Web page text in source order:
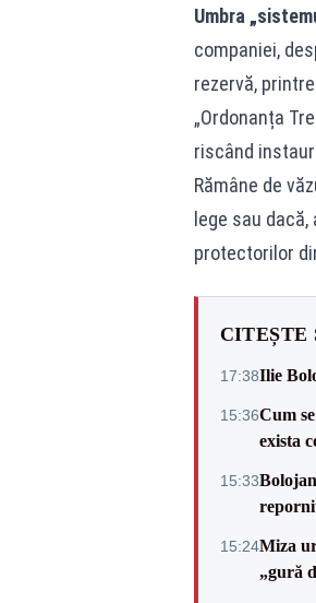
Umbra
companiei,
rezervă,
„Ordonanța
riscând
Rămâne de
lege sau
protectorilor
CITEȘTE
17:38Ilie
15:36Cum
exista
15:33
15:24Miza
„gură